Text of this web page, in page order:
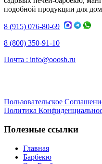
подобной продукции для
8 (915) 076-80-69
8 (800) 350-91-10
Почта : info@ooosb.ru
Пользовательское
Политика
Полезные ссылки
Главная
Барбекю